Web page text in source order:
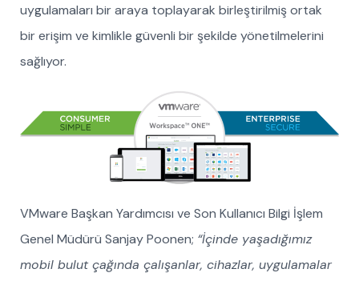
uygulamaları bir araya toplayarak birleştirilmiş ortak
bir erişim ve kimlikle güvenli bir şekilde yönetilmelerini
sağlıyor.
VMware Başkan Yardımcısı ve Son Kullanıcı Bilgi İşlem
Genel Müdürü Sanjay Poonen; “İçinde yaşadığımız
mobil bulut çağında çalışanlar, cihazlar, uygulamalar